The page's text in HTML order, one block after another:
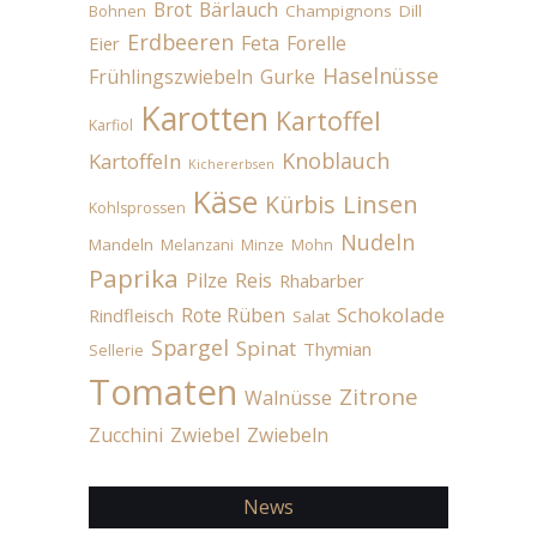
Bohnen Brot Bärlauch Champignons Dill
Eier Erdbeeren Feta Forelle
Frühlingszwiebeln Gurke Haselnüsse
Karfiol Karotten Kartoffel
Kartoffeln Kichererbsen Knoblauch
Kohlsprossen Käse Kürbis Linsen
Mandeln Melanzani Minze Mohn Nudeln
Paprika Pilze Reis Rhabarber
Rindfleisch Rote Rüben Salat Schokolade
Sellerie Spargel Spinat Thymian
Tomaten Walnüsse Zitrone
Zucchini Zwiebel Zwiebeln
News